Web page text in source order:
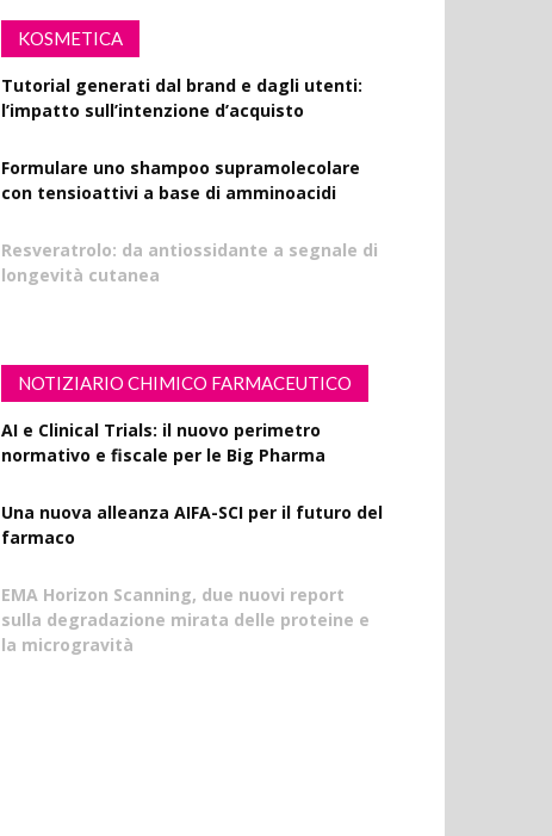
KOSMETICA
Tutorial generati dal brand e dagli utenti:
l’impatto sull’intenzione d’acquisto
Formulare uno shampoo supramolecolare
con tensioattivi a base di amminoacidi
Resveratrolo: da antiossidante a segnale di
longevità cutanea
NOTIZIARIO CHIMICO FARMACEUTICO
AI e Clinical Trials: il nuovo perimetro
normativo e fiscale per le Big Pharma
Una nuova alleanza AIFA-SCI per il futuro del
farmaco
EMA Horizon Scanning, due nuovi report
sulla degradazione mirata delle proteine e
la microgravità